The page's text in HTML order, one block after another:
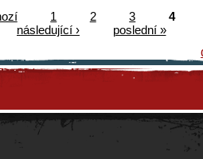
1 2 3
4
následující ›
poslední »